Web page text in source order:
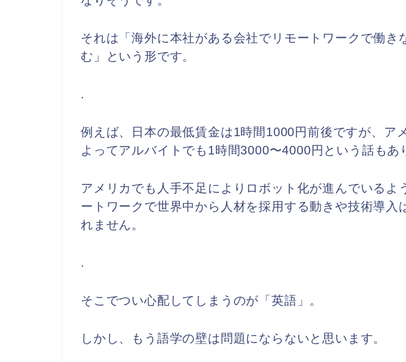
それは「海外に本社がある会社でリモートワークで働き
む」という形です。
.
例えば、日本の最低賃金は1時間1000円前後ですが、ア
よってアルバイトでも1時間3000〜4000円という話もあ
アメリカでも人手不足によりロボット化が進んでいるよ
ートワークで世界中から人材を採用する動きや技術導入
れません。
.
そこでつい心配してしまうのが「英語」。
しかし、もう語学の壁は問題にならないと思います。